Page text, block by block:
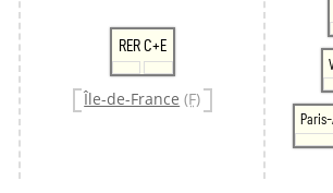
RER C+E
Île-de-France (F)